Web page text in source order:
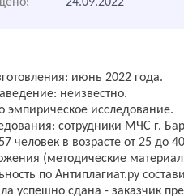
июнь 2022 года.
неизвестно.
эмпирическое исследование.
сотрудники МЧС г.
человек в возрасте от 25 до
(методические
по Антиплагиат.ру